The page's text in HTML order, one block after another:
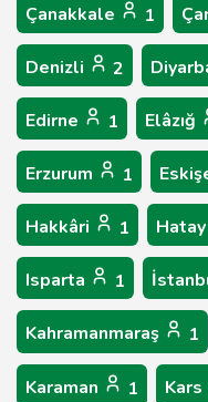
Çanakkale 1
Denizli 2
Edirne 1 Elâzığ
Erzurum 1
Hakkâri 1 Hatay
Isparta 1
Kahramanmaraş 1
Karaman 1 Kars